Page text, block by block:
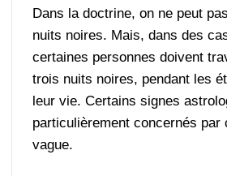
Dans la doctrine, on ne peut
nuits noires. Mais, dans des
certaines personnes doivent
trois nuits noires, pendant les
leur vie. Certains signes
particulièrement concernés par
vague.